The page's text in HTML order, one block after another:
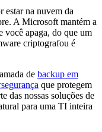
estar na nuvem da
A Microsoft mantém a
você apaga, do que um
criptografou é
de backup em
que protegem
das nossas soluções de
para uma TI inteira